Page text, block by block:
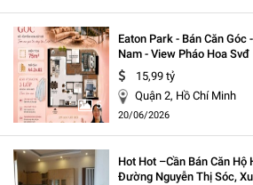
5
Eaton Park - Bán Căn
Nam - View Pháo Hoa Svđ
15,99 tỷ
Quận 2, Hồ Chí Minh
20/06/2026
Hot Hot –cần Bán Căn Hộ
Đường Nguyễn Thị Sóc,